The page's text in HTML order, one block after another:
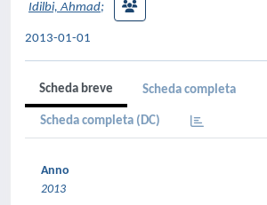
Idilbi, Ahmad;
2013-01-01
Scheda breve Scheda completa
Scheda completa (DC)
Anno
2013